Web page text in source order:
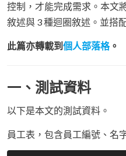
控制，才能完成需求。本文
敘述與 3 種迴圈敘述。並搭
此篇亦轉載到 個人部落格。
一、測試資料
以下是本文的測試資料。
員工表，包含員工編號、名